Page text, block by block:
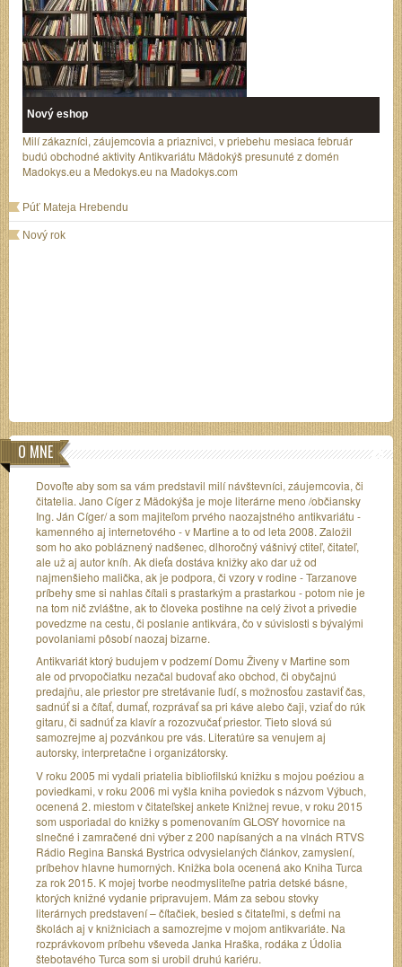
Nový eshop
Milí zákazníci, záujemcovia a priaznivci, v priebehu mesiaca február
budú obchodné aktivity Antikvariátu Mädokýš presunuté z domén
Madokys.eu a Medokys.eu na Madokys.com
Púť Mateja Hrebendu
Nový rok
O MNE
Dovoľte aby som sa vám predstavil milí návštevníci, záujemcovia, či
čitatelia. Jano Cíger z Mädokýša je moje literárne meno /občiansky
Ing. Ján Cíger/ a som majiteľom prvého naozajstného antikvariátu -
kamenného aj internetového - v Martine a to od leta 2008. Založil
som ho ako pobláznený nadšenec, dlhoročný vášnivý ctiteľ, čitateľ,
ale už aj autor kníh. Ak dieťa dostáva knižky ako dar už od
najmenšieho malička, ak je podpora, či vzory v rodine - Tarzanove
príbehy sme si nahlas čítali s prastarkým a prastarkou - potom nie je
na tom nič zvláštne, ak to človeka postihne na celý život a privedie
povedzme na cestu, či poslanie antikvára, čo v súvislosti s bývalými
povolaniami pôsobí naozaj bizarne.
Antikvariát ktorý budujem v podzemí Domu Živeny v Martine som
ale od prvopočiatku nezačal budovať ako obchod, či obyčajnú
predajňu, ale priestor pre stretávanie ľudí, s možnosťou zastaviť čas,
sadnúť si a čítať, dumať, rozprávať sa pri káve alebo čaji, vziať do rúk
gitaru, či sadnúť za klavír a rozozvučať priestor. Tieto slová sú
samozrejme aj pozvánkou pre vás. Literatúre sa venujem aj
autorsky, interpretačne i organizátorsky.
V roku 2005 mi vydali priatelia bibliofilskú knižku s mojou poéziou a
poviedkami, v roku 2006 mi vyšla kniha poviedok s názvom Výbuch,
ocenená 2. miestom v čitateľskej ankete Knižnej revue, v roku 2015
som usporiadal do knižky s pomenovaním GLOSY hovornice na
slnečné i zamračené dni výber z 200 napísaných a na vlnách RTVS
Rádio Regina Banská Bystrica odvysielaných článkov, zamyslení,
príbehov hlavne humorných. Knižka bola ocenená ako Kniha Turca
za rok 2015. K mojej tvorbe neodmysliteľne patria detské básne,
ktorých knižné vydanie pripravujem. Mám za sebou stovky
literárnych predstavení – čítačiek, besied s čitateľmi, s deťmi na
školách aj v knižniciach a samozrejme v mojom antikvariáte. Na
rozprávkovom príbehu vševeda Janka Hraška, rodáka z Údolia
štebotavého Turca som si urobil druhú kariéru.